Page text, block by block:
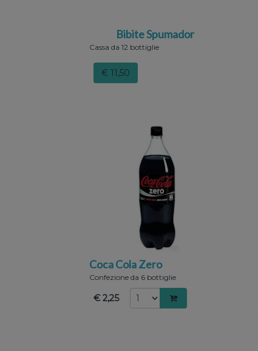
Bibite Spumador
Cassa da 12 bottiglie
€ 11,50
Coca Cola Zero
Confezione da 6 bottiglie
€ 2,25